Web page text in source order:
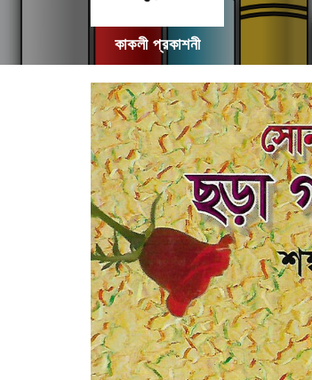
কাকলী প্রকাশনী